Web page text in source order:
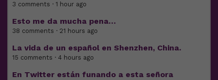
3 comments · 1 hour ago
Esto me da mucha pena…
38 comments · 21 hours ago
La vida de un español en Shenzhen, China.
15 comments · 4 hours ago
En Twitter están funando a esta señora